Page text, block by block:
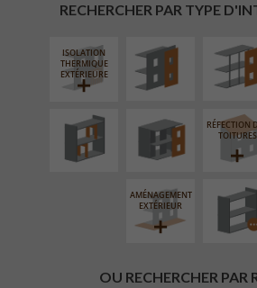
RECHERCHER PAR TYPE
ISOLATION
THERMIQUE
EXTÉRIEURE
LINÉAIRE
RÉAMÉNAGEMENT
INTÉRIEUR
FERMETURE
LOGGIAS
RÉFECTION
TOITURES
AMÉNAGEMENT
EXTÉRIEUR
PROCÉDÉ
PARTICULIER
OU RECHERCHER PAR